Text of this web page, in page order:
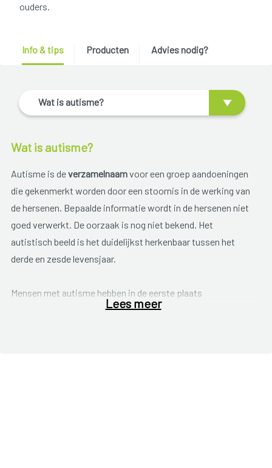
ouders.
Info & tips Producten Advies nodig?
Wat is autisme?
Wat is autisme?
Autisme is deverzamelnaamvoor een groep aandoeningen
die gekenmerkt worden door een stoornis in de werking van
de hersenen. Bepaalde informatie wordt in de hersenen niet
goed verwerkt. De oorzaak is nog niet bekend. Het
autistisch beeld is het duidelijkst herkenbaar tussen het
derde en zesde levensjaar.
Mensen met autisme hebben in de eerste plaats
moeilijkheden met sociale contacten. Om die reden wordt er
Lees meer